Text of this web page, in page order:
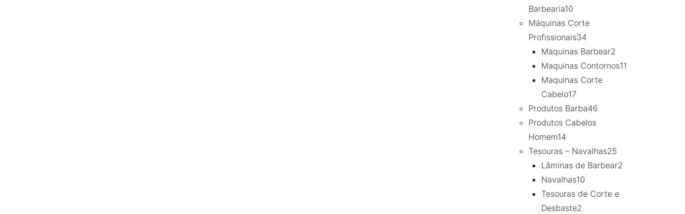
Barbearia10
Máquinas Corte
Profissionais34
Maquinas Barbear2
Maquinas Contornos11
Maquinas Corte
Cabelo17
Produtos Barba46
Produtos Cabelos
Homem14
Tesouras – Navalhas25
Lâminas de Barbear2
Navalhas10
Tesouras de Corte e
Desbaste2